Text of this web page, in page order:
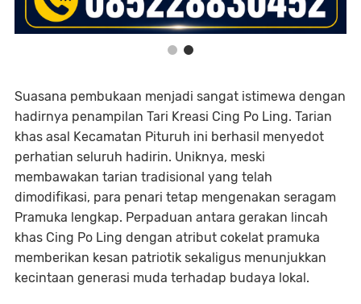
Suasana pembukaan menjadi sangat istimewa dengan
hadirnya penampilan Tari Kreasi Cing Po Ling. Tarian
khas asal Kecamatan Pituruh ini berhasil menyedot
perhatian seluruh hadirin. Uniknya, meski
membawakan tarian tradisional yang telah
dimodifikasi, para penari tetap mengenakan seragam
Pramuka lengkap. Perpaduan antara gerakan lincah
khas Cing Po Ling dengan atribut cokelat pramuka
memberikan kesan patriotik sekaligus menunjukkan
kecintaan generasi muda terhadap budaya lokal.